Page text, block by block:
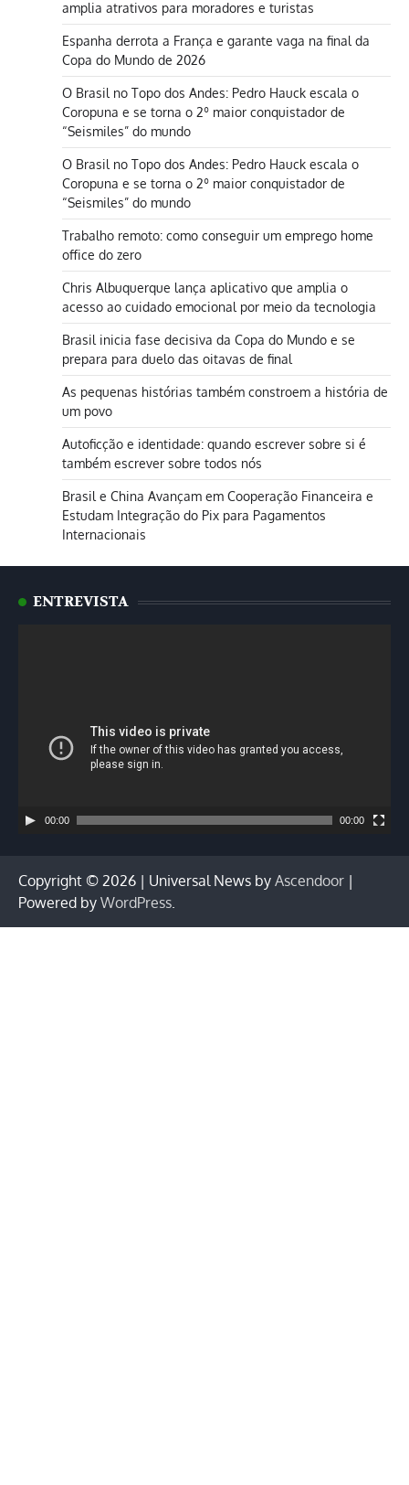
amplia atrativos para moradores e turistas
Espanha derrota a França e garante vaga na final da
Copa do Mundo de 2026
O Brasil no Topo dos Andes: Pedro Hauck escala o
Coropuna e se torna o 2º maior conquistador de
“Seismiles” do mundo
O Brasil no Topo dos Andes: Pedro Hauck escala o
Coropuna e se torna o 2º maior conquistador de
“Seismiles” do mundo
Trabalho remoto: como conseguir um emprego home
office do zero
Chris Albuquerque lança aplicativo que amplia o
acesso ao cuidado emocional por meio da tecnologia
Brasil inicia fase decisiva da Copa do Mundo e se
prepara para duelo das oitavas de final
As pequenas histórias também constroem a história de
um povo
Autoficção e identidade: quando escrever sobre si é
também escrever sobre todos nós
Brasil e China Avançam em Cooperação Financeira e
Estudam Integração do Pix para Pagamentos
Internacionais
ENTREVISTA
00:00 00:00
Copyright © 2026 | Universal News by Ascendoor |
Powered by WordPress.